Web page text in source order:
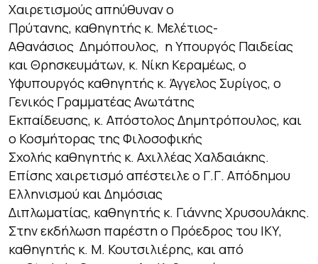
Χαιρετισμούς απηύθυναν ο
Πρύτανης, καθηγητής κ. Μελέτιος-
Αθανάσιος Δημόπουλος, η Υπουργός Παιδείας
και Θρησκευμάτων, κ. Νίκη Κεραμέως, ο
Υφυπουργός καθηγητής κ. Άγγελος Συρίγος, ο
Γενικός Γραμματέας Ανωτάτης
Εκπαίδευσης, κ. Απόστολος Δημητρόπουλος, και
ο Κοσμήτορας της Φιλοσοφικής
Σχολής καθηγητής κ. Αχιλλέας Χαλδαιάκης.
Επίσης χαιρετισμό απέστειλε ο Γ.Γ. Απόδημου
Ελληνισμού και Δημόσιας
Διπλωματίας, καθηγητής κ. Γιάννης Χρυσουλάκης.
Στην εκδήλωση παρέστη ο Πρόεδρος του ΙΚΥ,
καθηγητής κ. Μ. Κουτσιλιέρης, και από